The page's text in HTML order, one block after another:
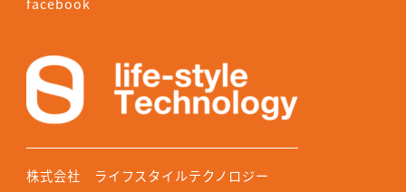
株式会社 ライフスタイルテクノロジー